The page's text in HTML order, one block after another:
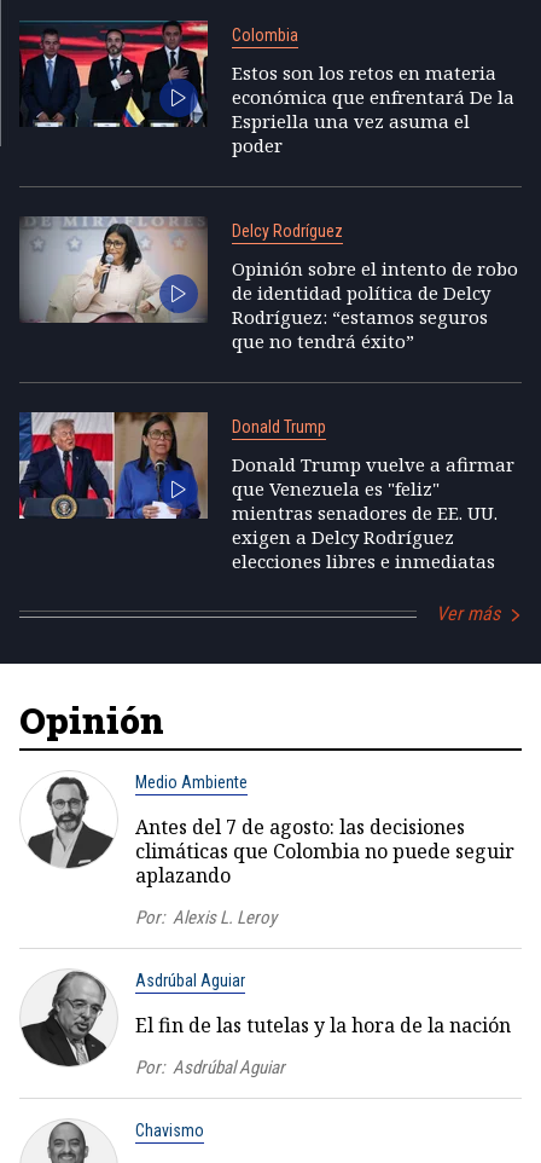
Colombia
Estos son los retos en materia
económica que enfrentará De la
Espriella una vez asuma el
poder
Delcy Rodríguez
Opinión sobre el intento de robo
de identidad política de Delcy
Rodríguez: “estamos seguros
que no tendrá éxito”
Donald Trump
Donald Trump vuelve a afirmar
que Venezuela es "feliz"
mientras senadores de EE. UU.
exigen a Delcy Rodríguez
elecciones libres e inmediatas
Ver más
Opinión
Medio Ambiente
Antes del 7 de agosto: las decisiones
climáticas que Colombia no puede seguir
aplazando
Por: Alexis L. Leroy
Asdrúbal Aguiar
El fin de las tutelas y la hora de la nación
Por: Asdrúbal Aguiar
Chavismo